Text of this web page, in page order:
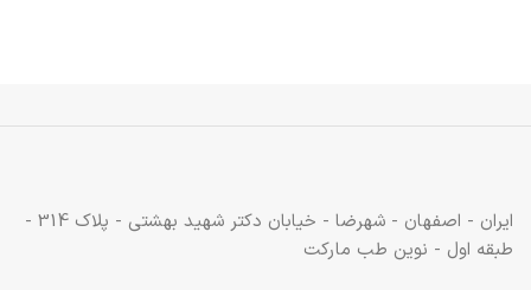
ایران - اصفهان - شهرضا - خیابان دکتر شهید بهشتی - پلاک 314 -
طبقه اول - نوین طب مارکت